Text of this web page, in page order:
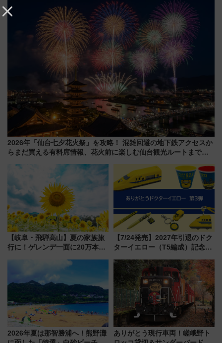
に開催決定
ん)」企画がスタート
2026年「仙台七夕花火祭」を攻略！ 混雑回避の地下鉄アクセスか
らまだ買える有料席情報、花火前に楽しむ仙台観光ルートまで解
【岐阜・飛騨高山】夏の家族旅
行に！ゲレンデ一面に20万本の
アひまわり園」開園
【7/24発売】2027年引退のドク
ターイエロー（T5編成）記念グ
送の目覚まし時計など通販・販
売店舗まとめ
2026年夏は那智勝浦へ！熊野灘
ありがとう現行車両！嵯峨野ト